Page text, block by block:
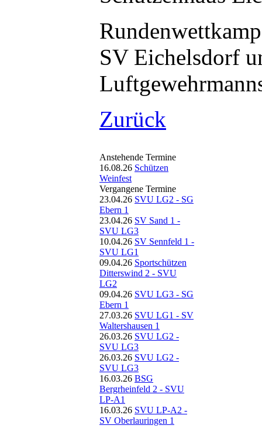
SV Eichelsdorf
Zurück
16.08.26Schützen
Weinfest
Vergangene Termine
23.04.26SVU LG2 - SG
Ebern 1
23.04.26
SVU LG3
10.04.26SV Sennfeld 1 -
SVU LG1
09.04.26Sportschützen
Ditterswind 2 - SVU
LG2
09.04.26
Ebern 1
27.03.26
Waltershausen 1
26.03.26SVU LG2 -
SVU LG3
26.03.26SVU LG2 -
SVU LG3
16.03.26BSG
Bergrheinfeld 2 - SVU
LP-A1
16.03.26
SV Oberlauringen 1